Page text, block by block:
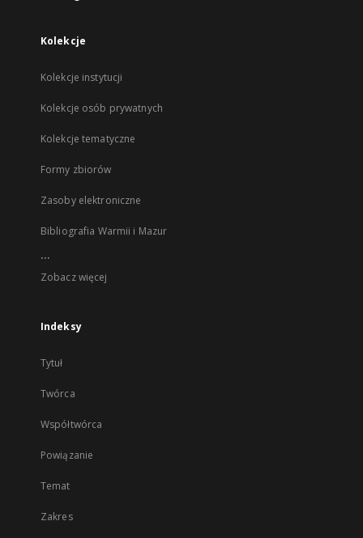
Kolekcje
Kolekcje instytucji
Kolekcje osób prywatnych
Kolekcje tematyczne
Formy zbiorów
Zasoby elektroniczne
Bibliografia Warmii i Mazur
...
Zobacz więcej
Indeksy
Tytuł
Twórca
Współtwórca
Powiązanie
Temat
Zakres